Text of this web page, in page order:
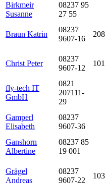
Birkmeir
Susanne
08237 95
27 55
Braun Katrin
08237
9607-16
208
Christ Peter
08237
9607-12
101
fly-tech IT
GmbH
0821
207111-
29
Gamperl
Elisabeth
08237
9607-36
Ganshorn
Albertine
08237 85
19 001
Grägel
Andreas
08237
9607-22
103